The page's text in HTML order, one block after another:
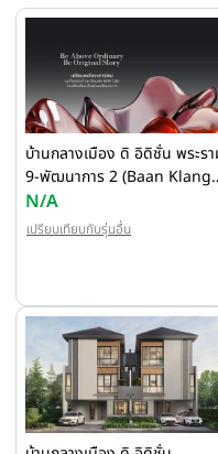
บ้านกลางเมือง ดิ อิดิชั่น พระร
9-พัฒนาการ 2 (Baan Klang
Mueng The Edition Rama 9
- Phatthanakan 2)
N/A
เปรียบเทียบกับรุ่นอื่น